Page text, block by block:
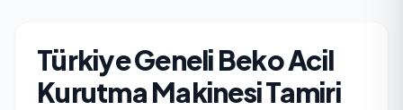
Türkiye Geneli Beko Acil
Kurutma Makinesi Tamiri